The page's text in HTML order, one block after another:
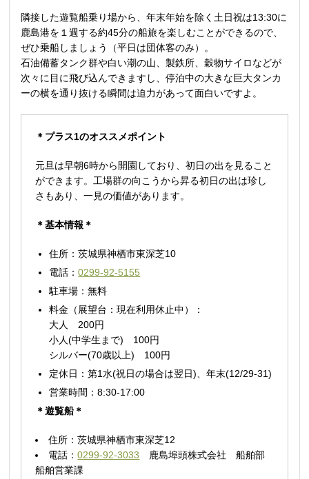
隣接した遊覧船乗り場から、年末年始を除く土日祝は13:30に
鹿島港を１週する約45分の船旅を楽しむことができるので、
ぜひ乗船しましょう（平日は団体客のみ）。
石油備蓄タンク群や白い潮の山、製鉄所、穀物サイロなどが
次々に目に飛び込んできますし、停泊中の大きな巨大タンカ
ーの横を通り抜ける瞬間は迫力があって面白いですよ。
＊プラス1のオススメポイント
元旦は早朝6時から開園しており、初日の出を見ること
ができます。工場群の向こうから昇る初日の出は珍し
さもあり、一見の価値があります。
＊基本情報＊
住所：茨城県神栖市東深芝10
電話：0299-92-5155
駐車場：無料
料金（展望台：現在利用休止中）：
大人 200円
小人(中学生まで) 100円
シルバー(70歳以上) 100円
定休日：第1水(祝日の場合は翌日)、年末(12/29-31)
営業時間：8:30-17:00
＊遊覧船＊
住所：茨城県神栖市東深芝12
電話：0299-92-3033 鹿島埠頭株式会社 船舶部
船舶営業課